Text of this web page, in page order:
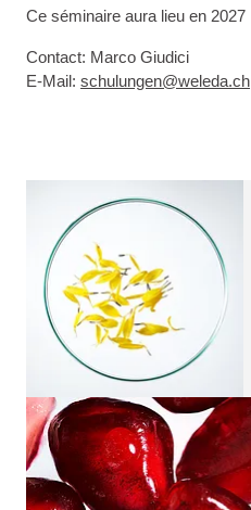
Ce séminaire aura lieu en 2027
Contact: Marco Giudici
E-Mail: schulungen@weleda.ch